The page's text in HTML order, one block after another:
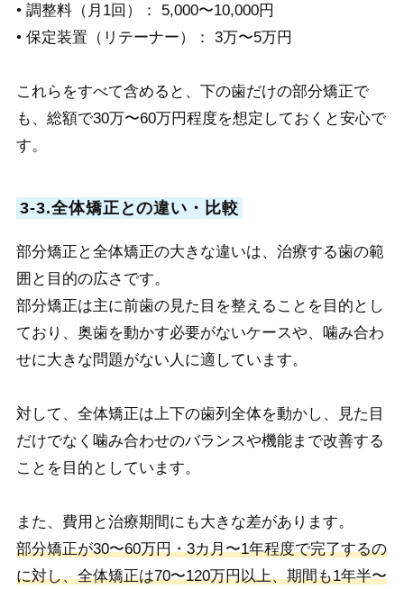
• 調整料（月1回）： 5,000〜10,000円
• 保定装置（リテーナー）： 3万〜5万円
これらをすべて含めると、下の歯だけの部分矯正で
も、総額で30万〜60万円程度を想定しておくと安心で
す。
3-3.全体矯正との違い・比較
部分矯正と全体矯正の大きな違いは、治療する歯の範
囲と目的の広さです。
部分矯正は主に前歯の見た目を整えることを目的とし
ており、奥歯を動かす必要がないケースや、噛み合わ
せに大きな問題がない人に適しています。
対して、全体矯正は上下の歯列全体を動かし、見た目
だけでなく噛み合わせのバランスや機能まで改善する
ことを目的としています。
また、費用と治療期間にも大きな差があります。
部分矯正が30〜60万円・3カ月〜1年程度で完了するの
に対し、全体矯正は70〜120万円以上、期間も1年半〜